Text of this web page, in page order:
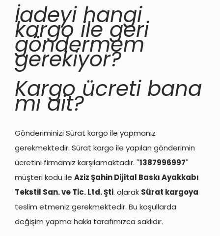
İadeyi hangi
kargo ile geri
göndermem
gerekiyor?
Kargo ücreti bana
mı ait?
Gönderiminizi Sürat kargo ile yapmanız
gerekmektedir. Sürat kargo ile yapılan gönderimin
ücretini firmamız karşılamaktadır. ''1387996997''
müşteri kodu ile Aziz Şahin Dijital Baskı Ayakkabı
Tekstil San. ve Tic. Ltd. Şti. olarak Sürat kargoya
teslim etmeniz gerekmektedir. Bu koşullarda
değişim yapma hakkı tarafımızca saklıdır.